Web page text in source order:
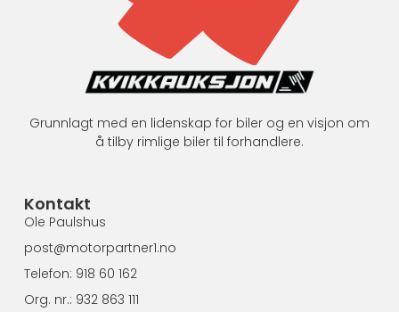
Grunnlagt med en lidenskap for biler og en visjon om
å tilby rimlige biler til forhandlere.
Kontakt
Ole Paulshus
post@motorpartner1.no
Telefon: 918 60 162
Org. nr.: 932 863 111